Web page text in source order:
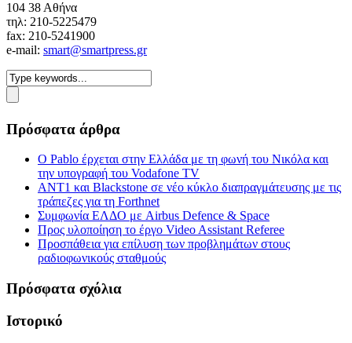
104 38 Αθήνα
τηλ: 210-5225479
fax: 210-5241900
e-mail: smart@smartpress.gr
Πρόσφατα άρθρα
Ο Pablo έρχεται στην Ελλάδα με τη φωνή του Νικόλα και
την υπογραφή του Vodafone TV
ΑΝΤ1 και Blackstone σε νέο κύκλο διαπραγμάτευσης με τις
τράπεζες για τη Forthnet
Συμφωνία ΕΛΔΟ με Airbus Defence & Space
Προς υλοποίηση το έργο Video Assistant Referee
Προσπάθεια για επίλυση των προβλημάτων στους
ραδιοφωνικούς σταθμούς
Πρόσφατα σχόλια
Ιστορικό